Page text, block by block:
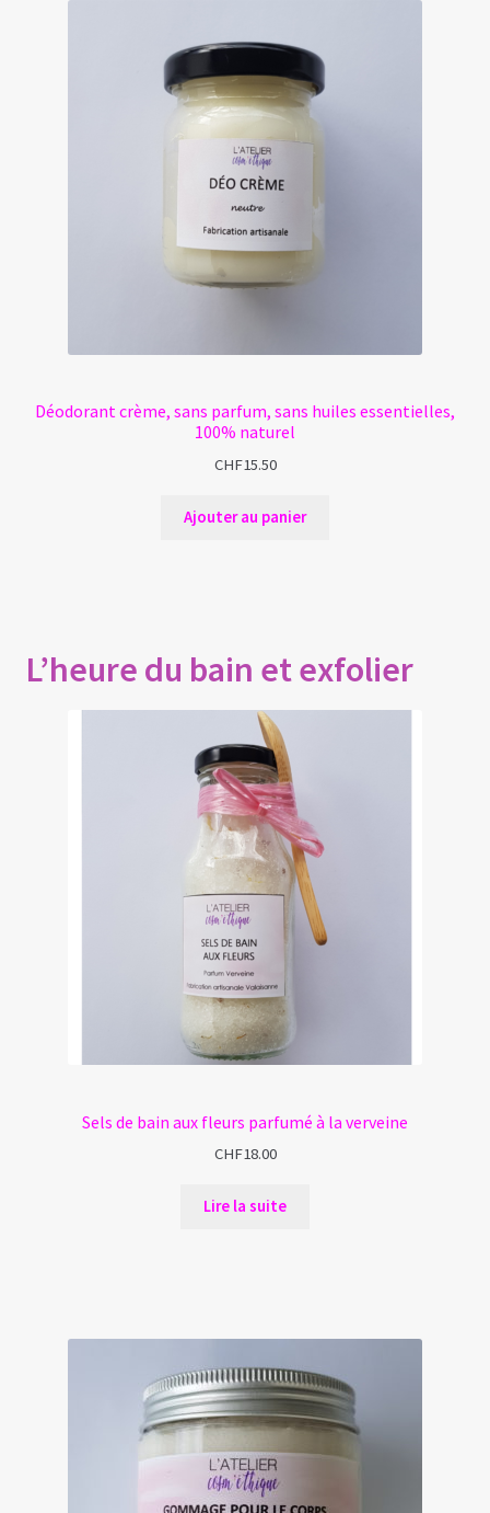
Déodorant crème, sans parfum, sans huiles essentielles,
100% naturel
CHF15.50
Ajouter au panier
L’heure du bain et exfolier
Sels de bain aux fleurs parfumé à la verveine
CHF18.00
Lire la suite